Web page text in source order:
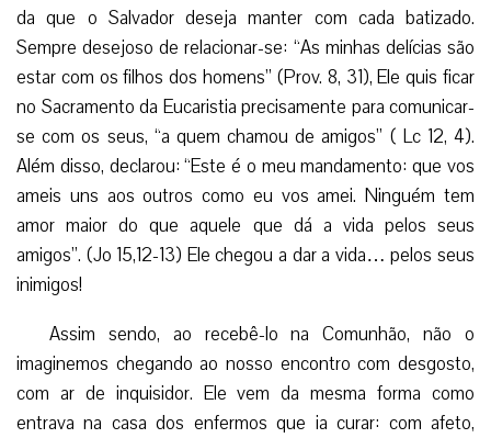
da que o Salvador deseja manter com cada batizado.
Sempre desejoso de relacionar-se: “As minhas delícias são
estar com os filhos dos homens” (Prov. 8, 31), Ele quis ficar
no Sacramento da Eucaristia precisamente para comunicar-
se com os seus, “a quem chamou de amigos” ( Lc 12, 4).
Além disso, declarou: “Este é o meu mandamento: que vos
ameis uns aos outros como eu vos amei. Ninguém tem
amor maior do que aquele que dá a vida pelos seus
amigos”. (Jo 15,12-13) Ele chegou a dar a vida… pelos seus
inimigos!
Assim sendo, ao recebê-lo na Comunhão, não o
imaginemos chegando ao nosso encontro com desgosto,
com ar de inquisidor. Ele vem da mesma forma como
entrava na casa dos enfermos que ia curar: com afeto,